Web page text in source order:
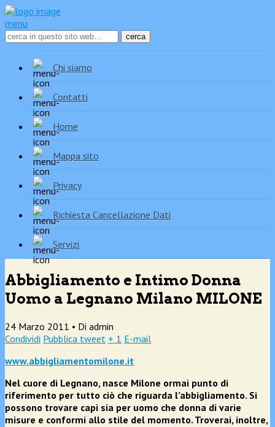
menu
Chi siamo
Contatti
Home
Mappa sito
Privacy
Richiesta Cancellazione Dati
Servizi
Abbigliamento e Intimo Donna
Uomo a Legnano Milano MILONE
24 Marzo 2011 • Di admin
Condividi Pubblica tweet + 1 E-mail
www.abbigliamentomilone.it
Nel cuore di Legnano, nasce Milone ormai punto di
riferimento per tutto ciò che riguarda l’abbigliamento. Si
possono trovare capi sia per uomo che donna di varie
misure e conformi allo stile del momento. Troverai, inoltre,